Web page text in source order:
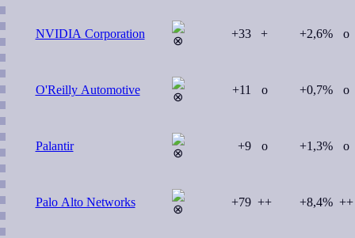
NVIDIA Corporation +33 + +2,6% o
O'Reilly Automotive +11 o +0,7% o
Palantir +9 o +1,3% o
Palo Alto Networks +79 ++ +8,4% ++